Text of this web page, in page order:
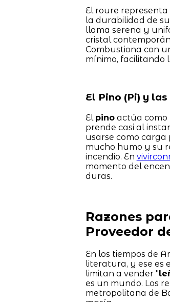
El roure
la durabilidad de
llama serena y
cristal
Combustiona con
mínimo, facilitando
El Pino (Pi) y
El pinoactúa como
prende casi al
usarse como carga
mucho humo y su
incendio. En
momento del
duras.
Razones
Proveedor
En los tiempos de
literatura, y ese es
limitan a vender "
es un mundo. Los
metropolitana de